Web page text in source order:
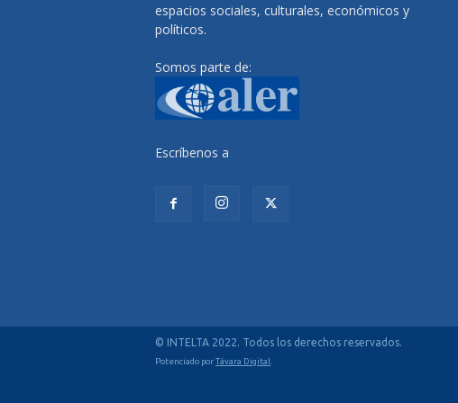
espacios sociales, culturales, económicos y
políticos.
Somos parte de:
Escríbenos a
© INTELTA 2022. Todos los derechos reservados.
Potenciado porTávara Digital